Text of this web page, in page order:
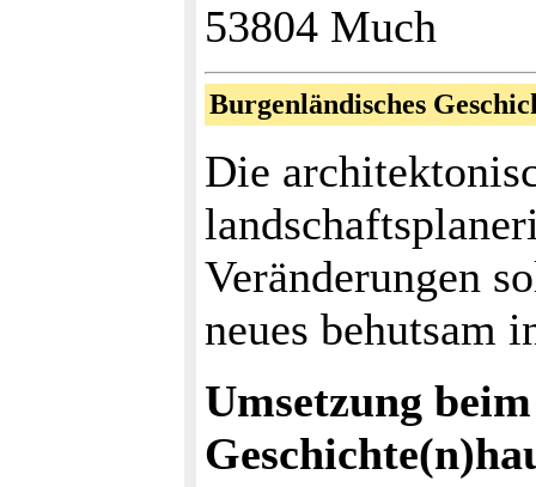
53804 Much
Burgenländisches
Die
Veränderungen
neues behutsam
Umsetzung